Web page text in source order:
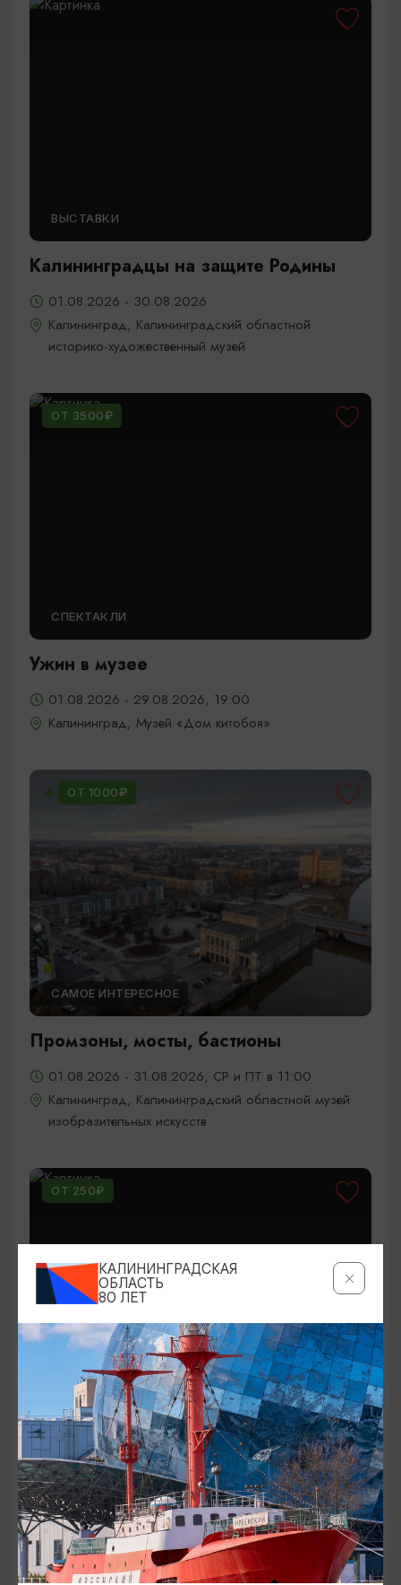
ВЫСТАВКИ
Калининградцы на защите Родины
01.08.2026 - 30.08.2026
Калининград, Калининградский областной
историко-художественный музей
ОТ 3500₽
СПЕКТАКЛИ
Ужин в музее
01.08.2026 - 29.08.2026, 19:00
Калининград, Музей «Дом китобоя»
ОТ 1000₽
САМОЕ ИНТЕРЕСНОЕ
Промзоны, мосты, бастионы
01.08.2026 - 31.08.2026, СР и ПТ в 11:00
Калининград, Калининградский областной музей
изобразительных искусств
ОТ 250₽
КОНЦЕРТЫ
Мероприятия в Доме-музее Германа
Брахерта в августе
01.08.2026 - 31.08.2026
Светлогорск, Дом-музей Германа Брахерта
КАЛИНИНГРАДСКАЯ
ОБЛАСТЬ
80 ЛЕТ